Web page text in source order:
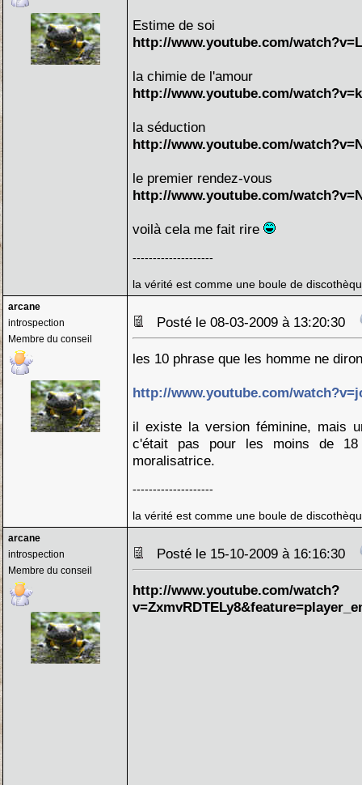
Estime de soi
http://www.youtube.com/
la chimie de l'amour
http://www.youtube.com/
la séduction
http://www.youtube.com/
le premier rendez-vous
http://www.youtube.com/
voilà cela me fait rire
--------------------
la vérité est comme une boule de
arcane
introspection
Membre du conseil
Posté le 08-03-2009 à 13:20:30
les 10 phrase que les homme ne
http://www.youtube.com/
il existe la version féminine, mais
c'était pas pour les moins de
moralisatrice.
--------------------
la vérité est comme une boule de
arcane
introspection
Membre du conseil
Posté le 15-10-2009 à 16:16:30
http://www.youtube.com/watch?